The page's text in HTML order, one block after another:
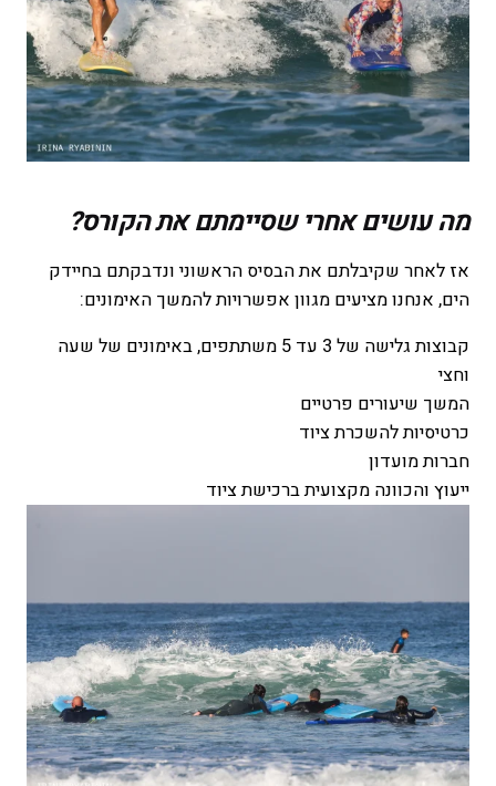
מה עושים אחרי שסיימתם את הקורס?
אז לאחר שקיבלתם את הבסיס הראשוני ונדבקתם בחיידק
הים, אנחנו מציעים מגוון אפשרויות להמשך האימונים:
קבוצות גלישה של 3 עד 5 משתתפים, באימונים של שעה
וחצי
המשך שיעורים פרטיים
כרטיסיות להשכרת ציוד
חברות מועדון
ייעוץ והכוונה מקצועית ברכישת ציוד